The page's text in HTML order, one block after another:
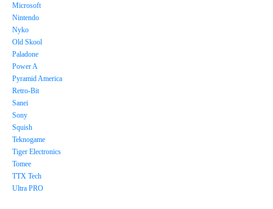
Microsoft
Nintendo
Nyko
Old Skool
Paladone
Power A
Pyramid America
Retro-Bit
Sanei
Sony
Squish
Teknogame
Tiger Electronics
Tomee
TTX Tech
Ultra PRO